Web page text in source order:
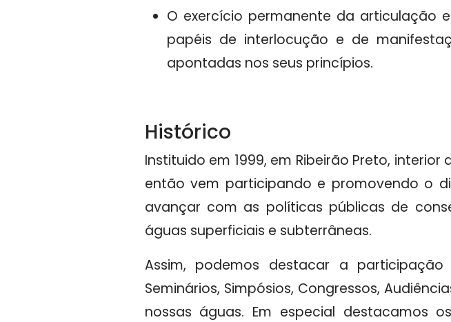
O exercício permanente da articulação
papéis de interlocução e de
apontadas nos seus princípios.
Histórico
Instituido em 1999, em Ribeirão Preto,
então vem participando e promovendo o
avançar com as políticas públicas de
águas superficiais e subterrâneas.
Assim, podemos destacar a
Seminários, Simpósios, Congressos,
nossas águas. Em especial destacamos